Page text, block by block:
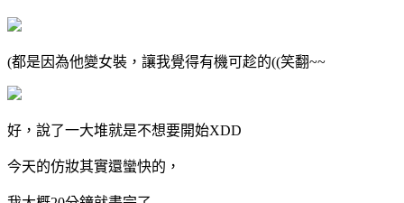
(都是因為他變女裝，讓我覺得有機可趁的((笑翻~~
好，說了一大堆就是不想要開始XDD
今天的仿妝其實還蠻快的，